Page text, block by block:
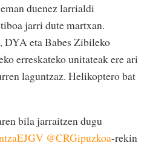
duenez larrialdi
jarri dute martxan.
DYA eta Babes Zibileko
erreskateko unitateak ere ari
laguntzaz. Helikoptero bat
bila jarraitzen dugu
@CRGipuzkoa-rekin